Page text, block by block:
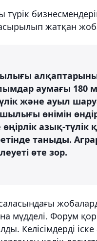
асырылып жатқан
аумағы 180
және ауыл
өнімін
азық-түлік
таныды.
өте зор.
мүдделі. Форум
Келісімдерді